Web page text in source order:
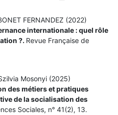
FERNANDEZ (2022)
internationale : quel rôle
?. Revue Française de
Mosonyi (2025)
des métiers et pratiques
de la socialisation des
Sociales, n° 41(2), 13.